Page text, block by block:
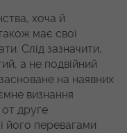
хоча й
має свої
Слід зазначити,
а не подвійний
на наявних
визнання
друге
його перевагами